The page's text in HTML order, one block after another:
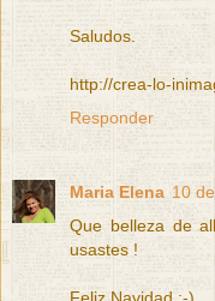
Saludos.
http://crea-lo-
Responder
Maria Elena 10
Que belleza de
usastes !
Feliz Navidad ;-)